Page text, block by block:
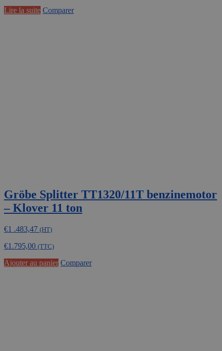
Lire la suite Comparer
Gröbe Splitter TT1320/11T benzinemotor
– Klover 11 ton
€1 .483,47 (HT)
€1.795,00 (TTC)
Ajouter au panier Comparer